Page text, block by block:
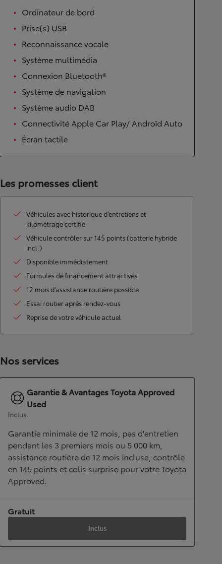
Ordinateur de bord
Prise(s) USB
Reconnaissance vocale
Système multimédia
Connexion Bluetooth®
Système de navigation
Système audio DAB
Connectivité Apple Car Play/ Androïd Auto
Écran tactile
Les promesses client
Véhicules avec historique d’entretiens et
kilométrage certifié
Véhicule contrôler sur 145 points (batterie hybride
incl.)
Disponible immédiatement
Formules de financement attractives
12 mois d’assistance routière possible
Essai routier après rendez-vous
Reprise de votre véhicule actuel
Nos services
Garantie & Avantages Toyota Approved
Used
Inclus
Garantie minimale de 12 mois, pas d'entretien
pendant les 3 premiers mois ou 5 000 km,
assistance routière de 12 mois incluse, contrôle
en 145 points et colis surprise pour votre Toyota
Approved.
Gratuit
Inclus